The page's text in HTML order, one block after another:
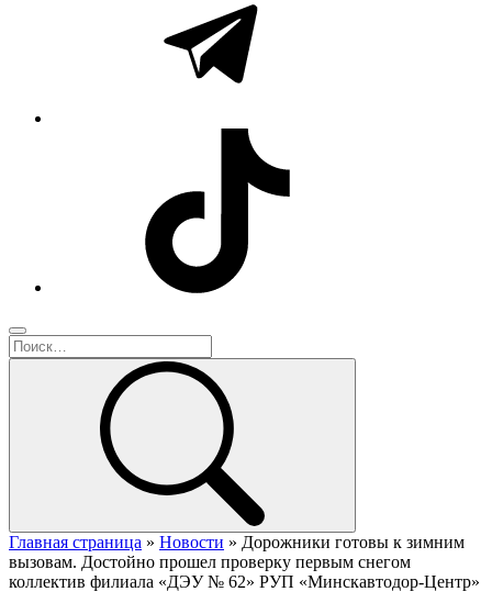
Главная страница » Новости » Дорожники готовы к зимним
вызовам. Достойно прошел проверку первым снегом
коллектив филиала «ДЭУ № 62» РУП «Минскавтодор-Центр»